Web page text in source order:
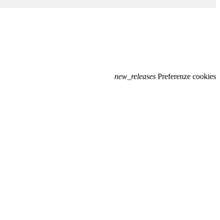
new_releases Preferenze cookies